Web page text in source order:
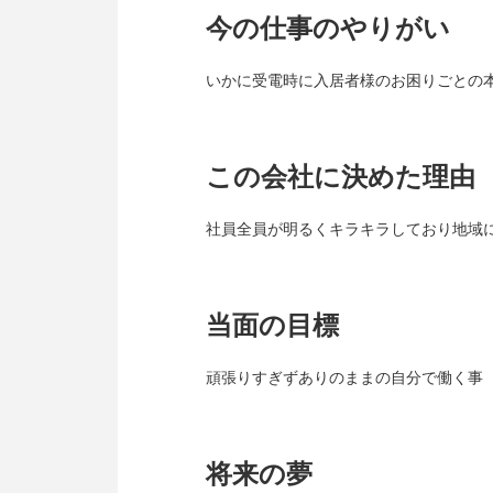
今の仕事のやりがい
いかに受電時に入居者様のお困りごとの
この会社に決めた理由
社員全員が明るくキラキラしており地域
当面の目標
頑張りすぎずありのままの自分で働く事
将来の夢